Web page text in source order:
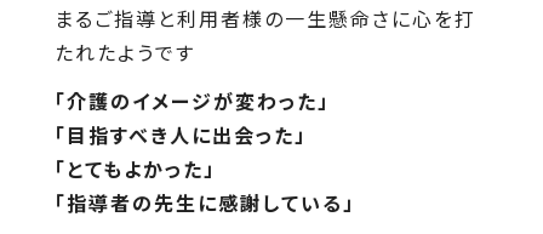
まるご指導と利用者様の一生懸命さに心を打
たれたようです
「介護のイメージが変わった」
「目指すべき人に出会った」
「とてもよかった」
「指導者の先生に感謝している」